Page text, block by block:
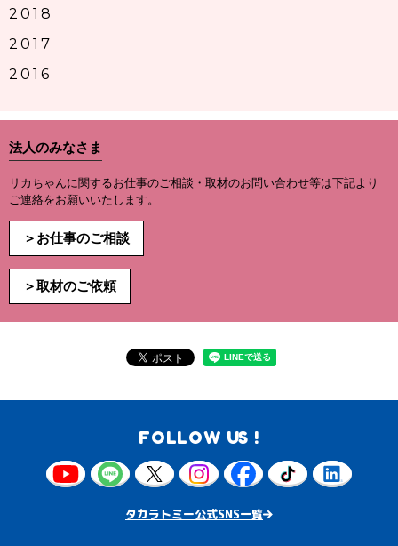
2018
2017
2016
法人のみなさま
リカちゃんに関するお仕事のご相談・取材のお問い合わせ等は下記より
ご連絡をお願いいたします。
＞お仕事のご相談
＞取材のご依頼
FOLLOW US !
タカラトミー公式SNS一覧